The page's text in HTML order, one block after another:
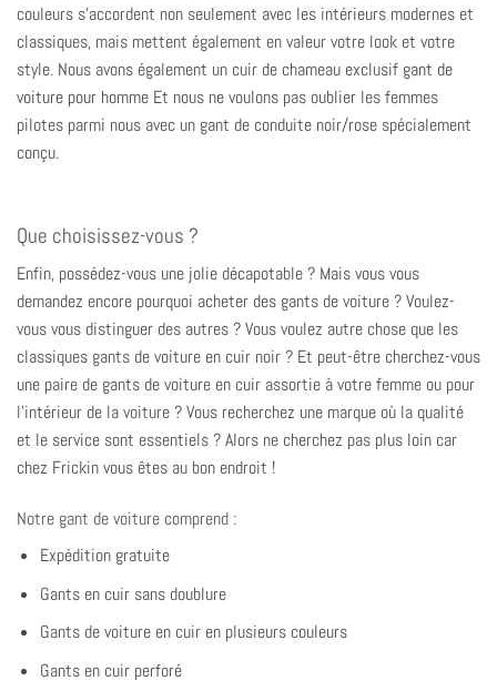
couleurs s'accordent non seulement avec les intérieurs modernes et
classiques, mais mettent également en valeur votre look et votre
style. Nous avons également un cuir de chameau exclusif gant de
voiture pour homme Et nous ne voulons pas oublier les femmes
pilotes parmi nous avec un gant de conduite noir/rose spécialement
conçu.
Que choisissez-vous ?
Enfin, possédez-vous une jolie décapotable ? Mais vous vous
demandez encore pourquoi acheter des gants de voiture ? Voulez-
vous vous distinguer des autres ? Vous voulez autre chose que les
classiques gants de voiture en cuir noir ? Et peut-être cherchez-vous
une paire de gants de voiture en cuir assortie à votre femme ou pour
l'intérieur de la voiture ? Vous recherchez une marque où la qualité
et le service sont essentiels ? Alors ne cherchez pas plus loin car
chez Frickin vous êtes au bon endroit !
Notre gant de voiture comprend :
Expédition gratuite
Gants en cuir sans doublure
Gants de voiture en cuir en plusieurs couleurs
Gants en cuir perforé